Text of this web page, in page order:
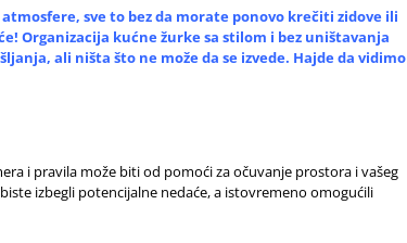
sve to bez da morate ponovo krečiti zidove ili
Organizacija kućne žurke sa stilom i bez uništavanja
ali ništa što ne može da se izvede. Hajde da vidimo
i pravila može biti od pomoći za očuvanje prostora i vašeg
izbegli potencijalne nedaće, a istovremeno omogućili